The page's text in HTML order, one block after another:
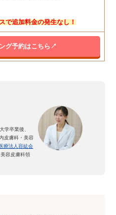
で追加料金の発生なし！
グ予約はこちら↗️
学卒業後、
皮膚科・美容
療法人容紘会
容皮膚科領